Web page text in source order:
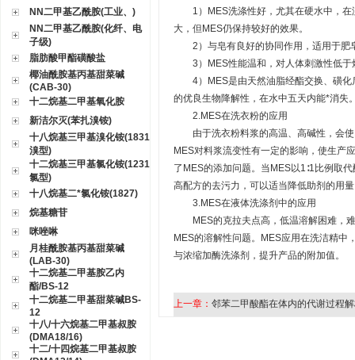
NN二甲基乙酰胺(工业、)
NN二甲基乙酰胺(化纤、电
子级)
脂肪酸甲酯磺酸盐
椰油酰胺基丙基甜菜碱
(CAB-30)
十二烷基二甲基氧化胺
新洁尔灭(苯扎溴铵)
十八烷基三甲基溴化铵(1831
溴型)
十二烷基三甲基氯化铵(1231
氯型)
十八烷基二*氯化铵(1827)
烷基糖苷
咪唑啉
月桂酰胺基丙基甜菜碱
(LAB-30)
十二烷基二甲基胺乙内
酯/BS-12
十二烷基二甲基甜菜碱BS-
12
十八/十六烷基二甲基叔胺
(DMA18/16)
十二/十四烷基二甲基叔胺
1）MES洗涤性好，尤其在硬水中，在
大，但MES仍保持较好的效果。
2）与皂有良好的协同作用，适用于肥
3）MES性能温和，对人体刺激性低于
4）MES是由天然油脂经酯交换、磺化
的优良生物降解性，在水中五天内能*消失
2.MES在洗衣粉的应用
由于洗衣粉料浆的高温、高碱性，会使
MES对料浆流变性有一定的影响，使生产
了MES的添加问题。当MES以1∶1比例取
高配方的去污力，可以适当降低助剂的用
3.MES在液体洗涤剂中的应用
MES的克拉夫点高，低温溶解困难，难
MES的溶解性问题。MES应用在洗洁精中
与浓缩加酶洗涤剂，提升产品的附加值。
上一章： 邻苯二甲酸酯在体内的代谢过程